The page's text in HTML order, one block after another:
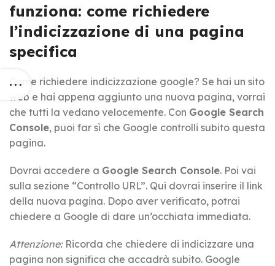
funziona: come richiedere
l’indicizzazione di una pagina
specifica
Come richiedere indicizzazione google? Se hai un sito
web e hai appena aggiunto una nuova pagina, vorrai
che tutti la vedano velocemente. Con Google Search
Console, puoi far sì che Google controlli subito questa
pagina.
Dovrai accedere a Google Search Console. Poi vai
sulla sezione “Controllo URL”. Qui dovrai inserire il link
della nuova pagina. Dopo aver verificato, potrai
chiedere a Google di dare un’occhiata immediata.
Attenzione:Ricorda che chiedere di indicizzare una
pagina non significa che accadrà subito. Google